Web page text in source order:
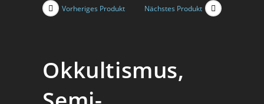
Vorheriges Produkt Nächstes Produkt
Okkultismus,